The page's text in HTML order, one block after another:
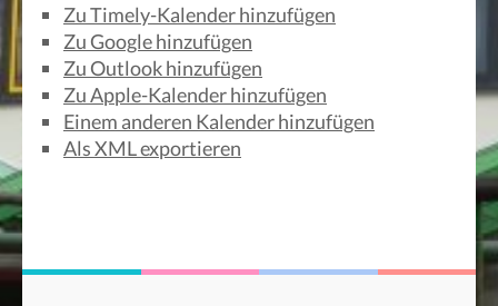
Zu Timely-Kalender hinzufügen
Zu Google hinzufügen
Zu Outlook hinzufügen
Zu Apple-Kalender hinzufügen
Einem anderen Kalender hinzufügen
Als XML exportieren